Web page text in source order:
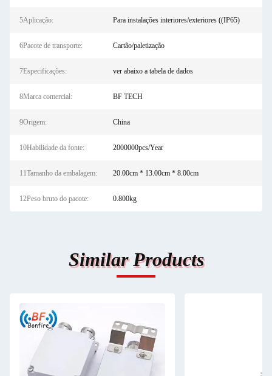
5Aplicação: Para instalações interiores/exteriores ((IP65)
6Pacote de transporte: Cartão/paletização
7Especificações: ver abaixo a tabela de dados
8Marca comercial: BF TECH
9Origem: China
10Habilidade da fonte: 2000000pcs/Year
11Tamanho da embalagem: 20.00cm * 13.00cm * 8.00cm
12Peso bruto do pacote: 0.800kg
Similar Products